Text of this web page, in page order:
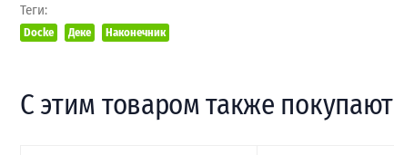
Теги:
Docke Деке Наконечник
С этим товаром также покупают